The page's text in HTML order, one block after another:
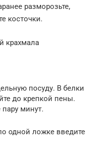
разморозьте,
косточки.
крахмала
посуду. В белки
до крепкой пены.
минут.
одной ложке введите